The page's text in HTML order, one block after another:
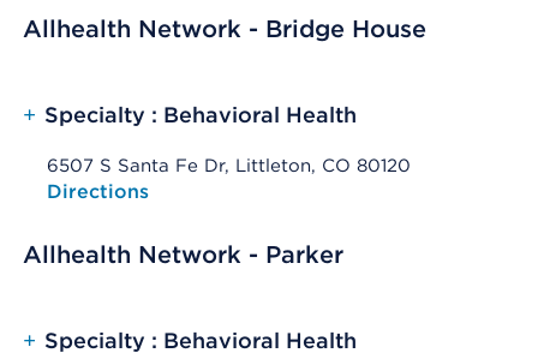
Allhealth Network - Bridge House
+ Specialty : Behavioral Health
6507 S Santa Fe Dr, Littleton, CO 80120
Opens native map application on mobile devices
Directions
Allhealth Network - Parker
+ Specialty : Behavioral Health